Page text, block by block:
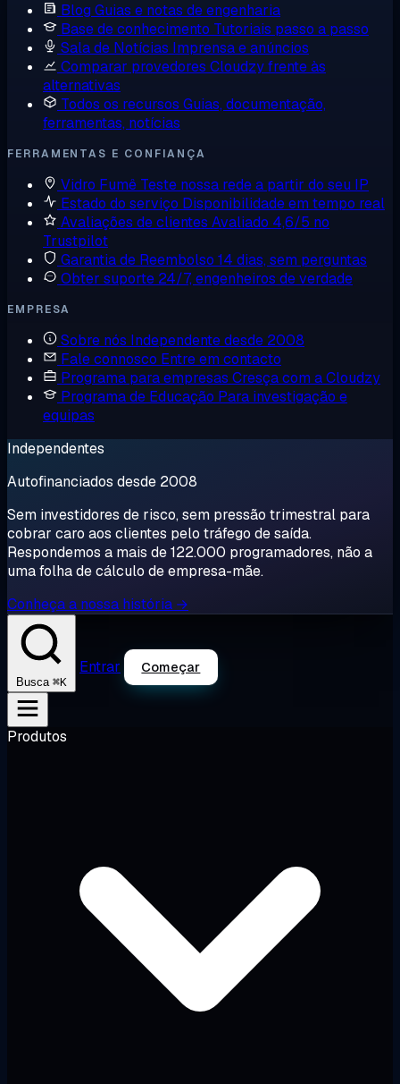
Blog Guias e notas de engenharia
Base de conhecimento Tutoriais passo a passo
Sala de Notícias Imprensa e anúncios
Comparar provedores Cloudzy frente às
alternativas
Todos os recursos Guias, documentação,
ferramentas, notícias
FERRAMENTAS E CONFIANÇA
Vidro Fumê Teste nossa rede a partir do seu IP
Estado do serviço Disponibilidade em tempo real
Avaliações de clientes Avaliado 4,6/5 no
Trustpilot
Garantia de Reembolso 14 dias, sem perguntas
Obter suporte 24/7, engenheiros de verdade
EMPRESA
Sobre nós Independente desde 2008
Fale connosco Entre em contacto
Programa para empresas Cresça com a Cloudzy
Programa de Educação Para investigação e
equipas
Independentes
Autofinanciados desde 2008
Sem investidores de risco, sem pressão trimestral para
cobrar caro aos clientes pelo tráfego de saída.
Respondemos a mais de 122.000 programadores, não a
uma folha de cálculo de empresa-mãe.
Conheça a nossa história →
Busca ⌘K
Entrar Começar
Produtos